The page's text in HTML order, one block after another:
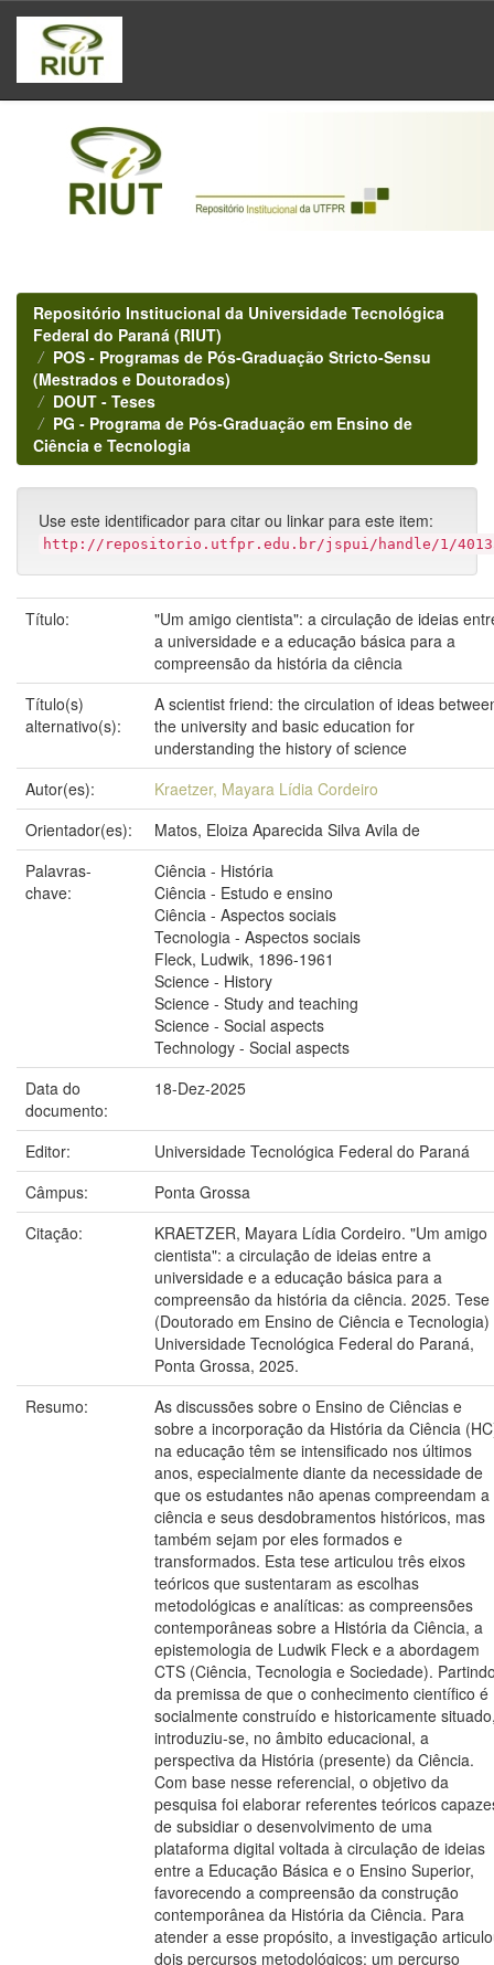
Skip
navigation
Repositório Institucional da Universidade Tecnológica
Federal do Paraná (RIUT)
POS - Programas de Pós-Graduação Stricto-Sensu
(Mestrados e Doutorados)
DOUT - Teses
PG - Programa de Pós-Graduação em Ensino de
Ciência e Tecnologia
Use este identificador para citar ou linkar para este item:
http://repositorio.utfpr.edu.br/jspui/handle/1/
Título:
"Um amigo cientista": a circulação de ideias
a universidade e a educação básica para a
compreensão da história da ciência
Título(s)
alternativo(s):
A scientist friend: the circulation of ideas
the university and basic education for
understanding the history of science
Autor(es):
Kraetzer, Mayara Lídia Cordeiro
Orientador(es):
Matos, Eloiza Aparecida Silva Avila de
Palavras-
chave:
Ciência - História
Ciência - Estudo e ensino
Ciência - Aspectos sociais
Tecnologia - Aspectos sociais
Fleck, Ludwik, 1896-1961
Science - History
Science - Study and teaching
Science - Social aspects
Technology - Social aspects
Data do
documento:
18-Dez-2025
Editor:
Universidade Tecnológica Federal do Paraná
Câmpus:
Ponta Grossa
Citação:
KRAETZER, Mayara Lídia Cordeiro. "Um amigo
cientista": a circulação de ideias entre a
universidade e a educação básica para a
compreensão da história da ciência. 2025. Tese
(Doutorado em Ensino de Ciência e Tecnologia)
Universidade Tecnológica Federal do Paraná,
Ponta Grossa, 2025.
Resumo:
As discussões sobre o Ensino de Ciências e
sobre a incorporação da História da Ciência
na educação têm se intensificado nos últimos
anos, especialmente diante da necessidade de
que os estudantes não apenas compreendam a
ciência e seus desdobramentos históricos, mas
também sejam por eles formados e
transformados. Esta tese articulou três eixos
teóricos que sustentaram as escolhas
metodológicas e analíticas: as compreensões
contemporâneas sobre a História da Ciência, a
epistemologia de Ludwik Fleck e a abordagem
CTS (Ciência, Tecnologia e Sociedade).
da premissa de que o conhecimento científico é
socialmente construído e historicamente
introduziu-se, no âmbito educacional, a
perspectiva da História (presente) da Ciência.
Com base nesse referencial, o objetivo da
pesquisa foi elaborar referentes teóricos
de subsidiar o desenvolvimento de uma
plataforma digital voltada à circulação de ideias
entre a Educação Básica e o Ensino Superior,
favorecendo a compreensão da construção
contemporânea da História da Ciência. Para
atender a esse propósito, a investigação
dois percursos metodológicos: um percurso